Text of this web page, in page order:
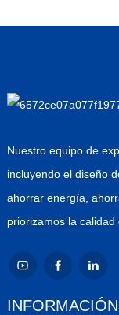
Nuestro equipo de
incluyendo el diseño
ahorrar energía,
priorizamos la calidad
INFORMACIÓN